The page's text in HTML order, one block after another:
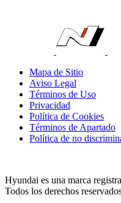
Mapa de Sitio
Aviso Legal
Términos de Uso
Privacidad
Política de Cookies
Términos de Apartado
Política de no
Hyundai es una marca
Todos los derechos